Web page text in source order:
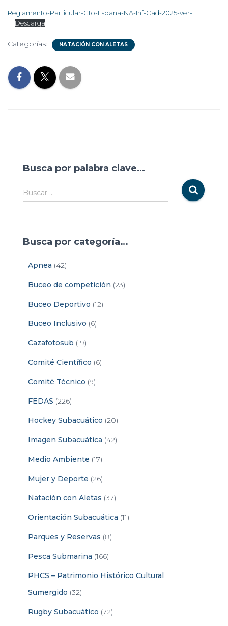
Reglamento-Particular-Cto-Espana-NA-Inf-Cad-2025-ver-
1
Descarga
Categorías: NATACIÓN CON ALETAS
Busca por palabra clave…
Buscar …
Busca por categoría…
Apnea (42)
Buceo de competición (23)
Buceo Deportivo (12)
Buceo Inclusivo (6)
Cazafotosub (19)
Comité Científico (6)
Comité Técnico (9)
FEDAS (226)
Hockey Subacuático (20)
Imagen Subacuática (42)
Medio Ambiente (17)
Mujer y Deporte (26)
Natación con Aletas (37)
Orientación Subacuática (11)
Parques y Reservas (8)
Pesca Submarina (166)
PHCS – Patrimonio Histórico Cultural
Sumergido (32)
Rugby Subacuático (72)